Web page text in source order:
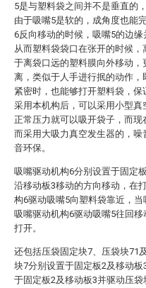
5是与塑料袋之间并不是垂直的
由于吸嘴5是软的，成角度也能
6反向移动的时候，吸嘴5的边缘
从而塑料袋袋口在张开的时候
于离袋口远的塑料膜向外移动
离，类似于人手进行抿的动作
紧密时，也能够打开塑料袋，保
采用本机构后，可以采用小型
正常压力就可以吸开袋子，而
而采用大吸力真空发生器的，
音环保。
吸嘴驱动机构6分别设置于固定
沿移动板3移动的方向移动，在
构6驱动吸嘴5向塑料袋靠近，当
吸嘴驱动机构6驱动吸嘴5往回
打开。
还包括压袋固定块7、压袋块71
块7分别设置于固定板2及移动
于固定板2及移动板3并驱动压